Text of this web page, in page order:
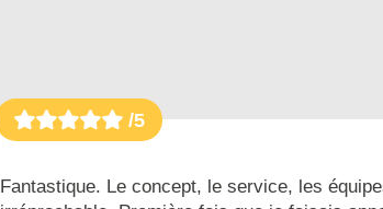
/5
Fantastique. Le concept, le service, les